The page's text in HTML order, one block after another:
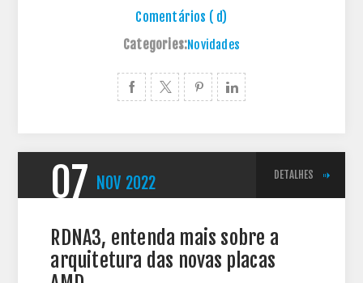
Comentários ( d)
Categories:Novidades
07 NOV 2022 DETALHES
RDNA3, entenda mais sobre a
arquitetura das novas placas